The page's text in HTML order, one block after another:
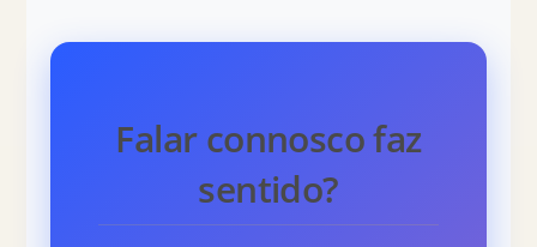
Falar connosco faz
sentido?